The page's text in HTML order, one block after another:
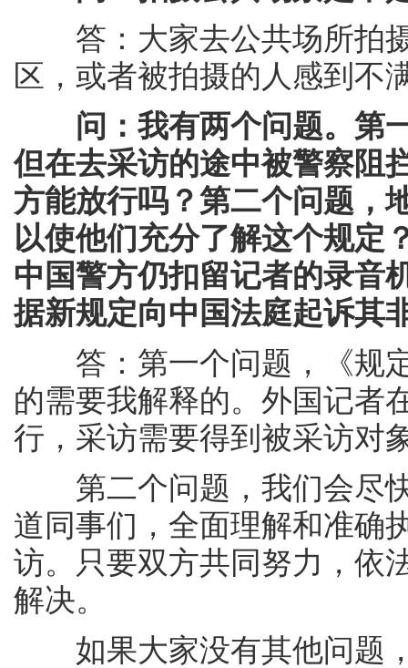
答：大家去公共场所拍摄
区，或者被拍摄的人感到不
问：我有两个问题。第
但在去采访的途中被警察阻
方能放行吗？第二个问题，
以使他们充分了解这个规定
中国警方仍扣留记者的录音
据新规定向中国法庭起诉其
答：第一个问题，《规定
的需要我解释的。外国记者
行，采访需要得到被采访对
第二个问题，我们会尽快
道同事们，全面理解和准确
访。只要双方共同努力，依
解决。
如果大家没有其他问题，